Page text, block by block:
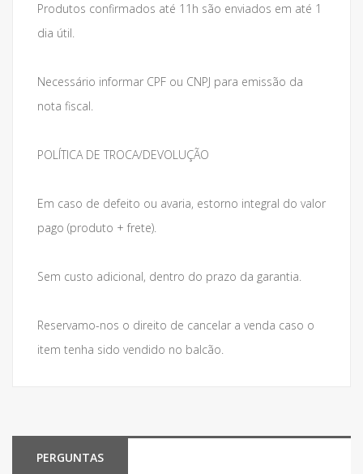
Produtos confirmados até 11h são enviados em até 1
dia útil.
Necessário informar CPF ou CNPJ para emissão da
nota fiscal.
POLÍTICA DE TROCA/DEVOLUÇÃO
Em caso de defeito ou avaria, estorno integral do valor
pago (produto + frete).
Sem custo adicional, dentro do prazo da garantia.
Reservamo-nos o direito de cancelar a venda caso o
item tenha sido vendido no balcão.
PERGUNTAS